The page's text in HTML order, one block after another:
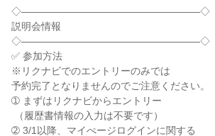
◇――――――――――――――――――◇
説明会情報
◇――――――――――――――――――◇
✅ 参加方法
※リクナビでのエントリーのみでは
予約完了となりませんのでご注意ください。
➀ まずはリクナビからエントリー
➁ 3/1以降、マイぺージログインに関する